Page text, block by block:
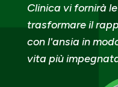
Clinica vi fornirà
trasformare il
con l'ansia in
vita più